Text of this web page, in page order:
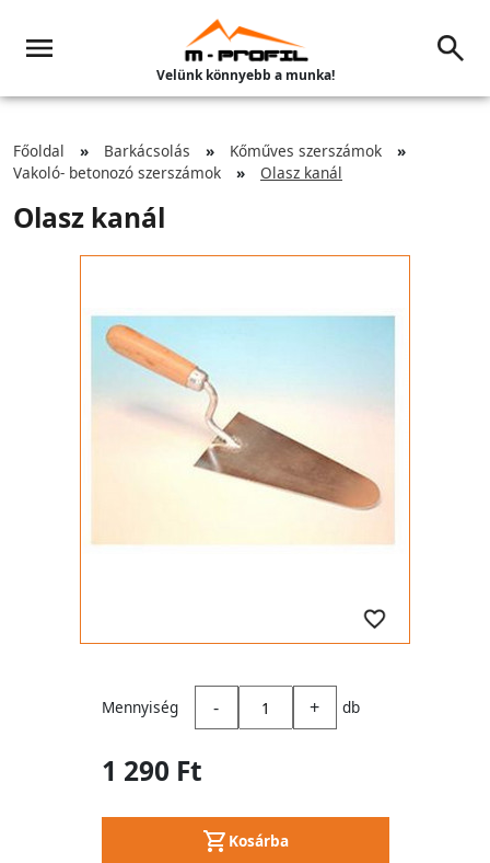
Velünk könnyebb a munka!
Főoldal Barkácsolás
Kőműves szerszámok
Vakoló- betonozó szerszámok
Olasz kanál
Olasz kanál
Mennyiség - + db
1 290 Ft
Kosárba